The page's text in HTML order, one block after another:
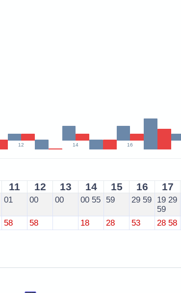
12 14 16
11 12 13 14 15 16 17
01 00 00 00 55 59 29 59 19 29
59
58 58 18 28 53 28 58